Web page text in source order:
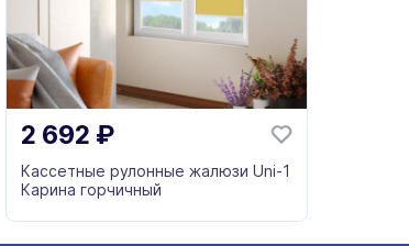
2 692 ₽
Кассетные рулонные жалюзи Uni-1
Карина горчичный